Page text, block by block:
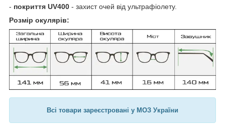
- покриття UV400 - захист очей від ультрафіолету.
Розмір окулярів:
Всі товари зареєстровані у МОЗ України